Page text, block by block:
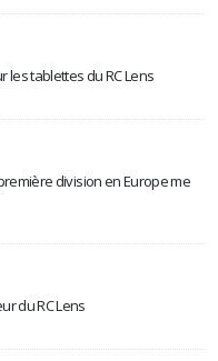
les tablettes du RC Lens
division en Europe me
du RC Lens